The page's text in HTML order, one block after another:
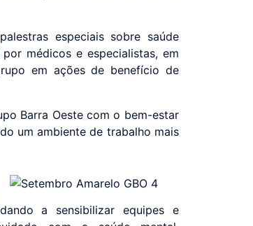
especiais sobre saúde
médicos e especialistas, em
em ações de benefício de
Barra Oeste com o bem-estar
um ambiente de trabalho mais
a sensibilizar equipes e